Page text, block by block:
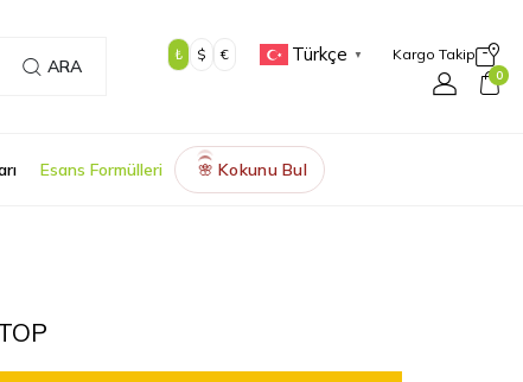
ARA
₺ $ € Türkçe ▼ Kargo Takip
0
Esans Formülleri 🌸 Kokunu Bul